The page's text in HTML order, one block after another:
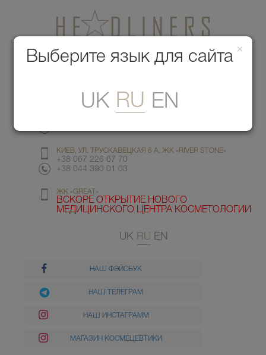
КИЕВ, УЛ. ГМЫРИ 6
КИЕВ, УЛ. ТРУСКАВЕЦКАЯ 6 А, ЖК «RIVER STONE»
+38 067 226 67 70
+38 044 390 01 03
ЖК «GREAT»
ВСКОРЕ ОТКРЫТИЕ НОВОГО
МЕДИЦИНСКОГО ЦЕНТРА КОСМЕТОЛОГИИ
UK RU EN
НАШ ФЭЙСБУК
НАШ ТЕЛЕГРАМ
НАШ ИНСТАГРАММ
МАГАЗИН КОСМЕЦЕВТИКИ
×
Выберите язык для сайта
UK RU EN